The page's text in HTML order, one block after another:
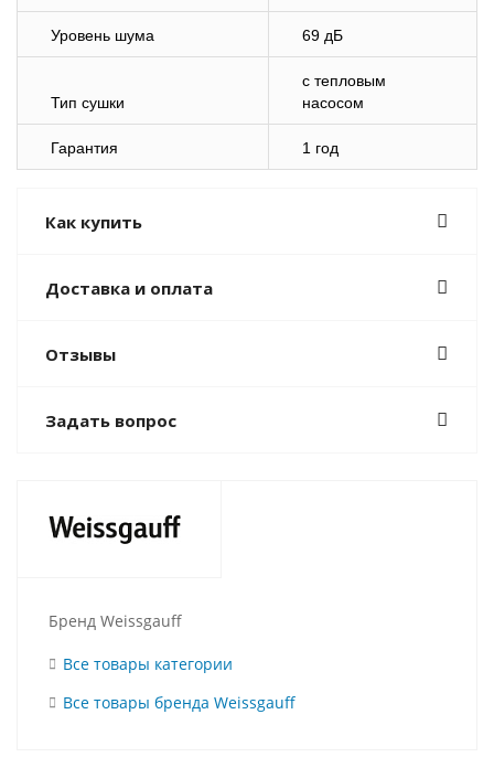
Уровень шума 69 дБ
Тип сушки
с тепловым
насосом
Гарантия 1 год
Как купить
Доставка и оплата
Отзывы
Задать вопрос
Бренд Weissgauff
Все товары категории
Все товары бренда Weissgauff